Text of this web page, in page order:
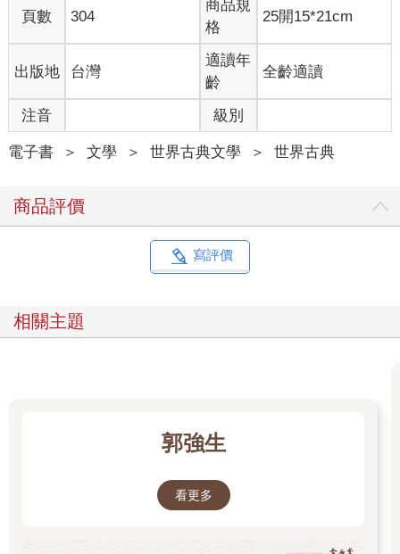
這次，我牽起他的小手，兩人一起到後院玩遊戲。
後院分成三個遊戲區，一區是動物園，另一區是歐洲。歐洲區就
在朱利諾先生家整齊的小籬笆後面。為什麼是歐洲？就連我心中
的小鳥也不知道。我們在那裡玩糖麵包山纜車。我們會拿一盒鈕
扣，用一條線把全部的鈕扣串成一串（伊吉蒙督叔叔教過我，那
種線叫做「麻繩」。我還以為麻繩是一種蒼蠅，但他解釋說「麻
繩」和「麻蠅」不一樣）。然後，我們就把麻繩的一頭綁在籬笆
上，另一頭綁在路易的指尖。我們慢慢把鈕扣一顆一顆推到山
「你是不是在破壞我的籬笆啊？澤澤？」
「才沒有呢，迪梅琳達太太，不信妳自己看。」
「很好，這就是我想看到的，好好跟你弟弟玩。這樣不是很好
「今年聖誕節，妳還會送我月曆嗎？就像去年那樣？」
她笑了笑，說她會來看看的。她先生在奇古．佛朗哥的雜貨店工
還有一區是路西阿諾區。剛開始，路易超怕牠的。他會拉拉我的
大聲尖叫。葛洛莉雅也不喜歡路西阿諾，她說蝙蝠是吸小朋友血
頁數 304
商品規
格
25開15*21cm
出版地 台灣
適讀年
齡
全齡適讀
注音 級別
電子書 ＞ 文學 ＞ 世界古典文學 ＞ 世界古典
商品評價
寫評價
相關主題
郭強生
看更多